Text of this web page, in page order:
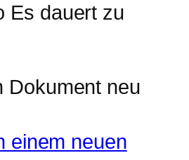
Es dauert zu
Dokument neu
einem neuen